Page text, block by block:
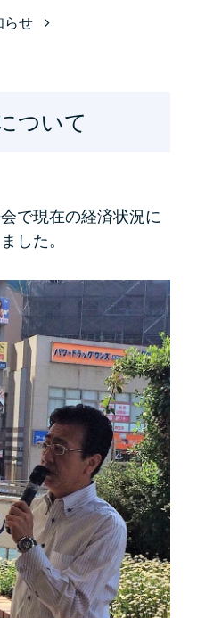
ポリシー
らせ
ついて
で現在の経済状況に
した。